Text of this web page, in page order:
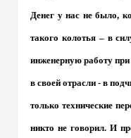
Денег у нас не было,
такого колотья – в
инженерную работу
в своей отрасли - в
только технические
никто не говорил. И